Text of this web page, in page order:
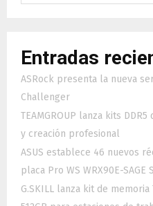
Entradas
ASRock presenta la nueva
Challenger
TEAMGROUP lanza kits
y creación profesional
ASUS establece 46 nuevos
placa Pro WS WRX90E-SAGE
G.SKILL lanza kit de memoria